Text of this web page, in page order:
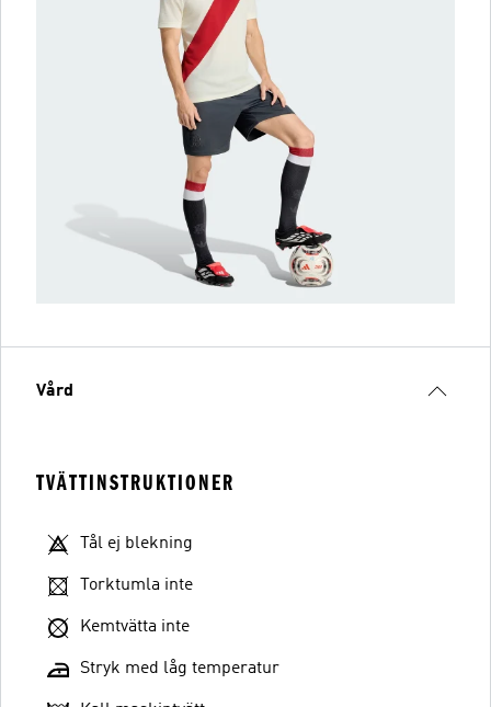
Vård
TVÄTTINSTRUKTIONER
Tål ej blekning
Torktumla inte
Kemtvätta inte
Stryk med låg temperatur